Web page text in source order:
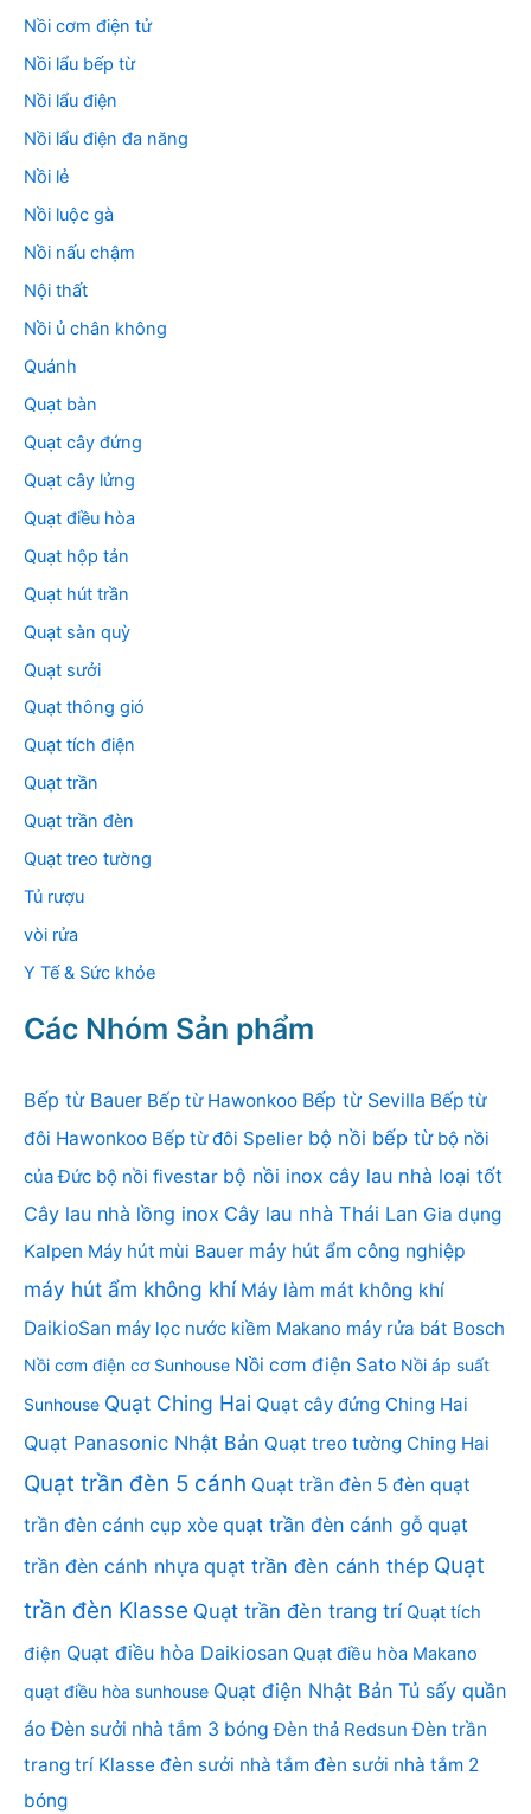
Nồi cơm điện tử
Nồi lẩu bếp từ
Nồi lẩu điện
Nồi lẩu điện đa năng
Nồi lẻ
Nồi luộc gà
Nồi nấu chậm
Nội thất
Nồi ủ chân không
Quánh
Quạt bàn
Quạt cây đứng
Quạt cây lửng
Quạt điều hòa
Quạt hộp tản
Quạt hút trần
Quạt sàn quỳ
Quạt sưởi
Quạt thông gió
Quạt tích điện
Quạt trần
Quạt trần đèn
Quạt treo tường
Tủ rượu
vòi rửa
Y Tế & Sức khỏe
Các Nhóm Sản phẩm
Bếp từ Bauer Bếp từ Hawonkoo Bếp từ Sevilla Bếp từ
đôi Hawonkoo Bếp từ đôi Spelier bộ nồi bếp từ bộ nồi
của Đức bộ nồi fivestar bộ nồi inox cây lau nhà loại tốt
Cây lau nhà lồng inox Cây lau nhà Thái Lan Gia dụng
Kalpen Máy hút mùi Bauer máy hút ẩm công nghiệp
máy hút ẩm không khí Máy làm mát không khí
DaikioSan máy lọc nước kiềm Makano máy rửa bát Bosch
Nồi cơm điện cơ Sunhouse Nồi cơm điện Sato Nồi áp suất
Sunhouse Quạt Ching Hai Quạt cây đứng Ching Hai
Quạt Panasonic Nhật Bản Quạt treo tường Ching Hai
Quạt trần đèn 5 cánh Quạt trần đèn 5 đèn quạt
trần đèn cánh cụp xòe quạt trần đèn cánh gỗ quạt
trần đèn cánh nhựa quạt trần đèn cánh thép Quạt
trần đèn Klasse Quạt trần đèn trang trí Quạt tích
điện Quạt điều hòa Daikiosan Quạt điều hòa Makano
quạt điều hòa sunhouse Quạt điện Nhật Bản Tủ sấy quần
áo Đèn sưởi nhà tắm 3 bóng Đèn thả Redsun Đèn trần
trang trí Klasse đèn sưởi nhà tắm đèn sưởi nhà tắm 2
bóng